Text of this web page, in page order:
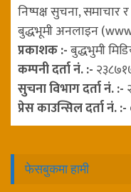
निष्पक्ष सुचना, समाचार
बुद्धभूमी अनलाइन
प्रकाशक :-बुद्धभुमी
कम्पनी दर्ता नं. :-
सुचना विभाग दर्ता नं. :-
प्रेस काउन्सिल दर्ता नं. :-
फेसबुकमा हामी